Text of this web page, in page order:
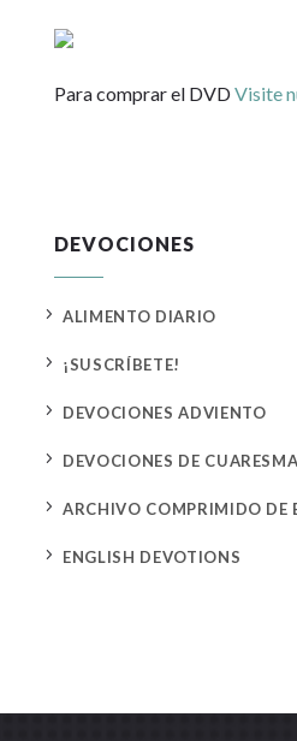
Para comprar el DVDVisite
DEVOCIONES
5 ALIMENTO DIARIO
5 ¡SUSCRÍBETE!
5 DEVOCIONES ADVIENTO
5 DEVOCIONES DE CUARESMA
5 ARCHIVO COMPRIMIDO DE
5 ENGLISH DEVOTIONS